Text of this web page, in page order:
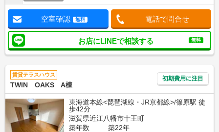
空室確認 無料 電話で問合せ
お店にLINEで相談する 無料
賃貸テラスハウス
TWIN OAKS A棟
初期費用に注目
東海道本線<琵琶湖線・JR京都線>/篠原駅 徒
歩42分
滋賀県近江八幡市十王町
築年数
築22年